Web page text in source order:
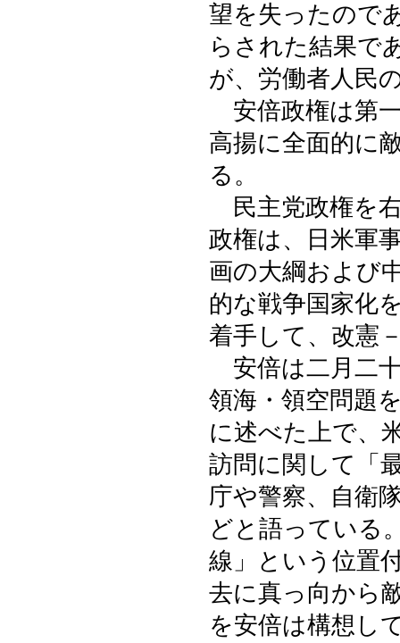
望を失ったので
らされた結果で
が、労働者人民
安倍政権は第
高揚に全面的に
る。
民主党政権を
政権は、日米軍
画の大綱および
的な戦争国家化
着手して、改憲
安倍は二月二
領海・領空問題
に述べた上で、
訪問に関して「
庁や警察、自衛
どと語っている
線」という位置
去に真っ向から
を安倍は構想し